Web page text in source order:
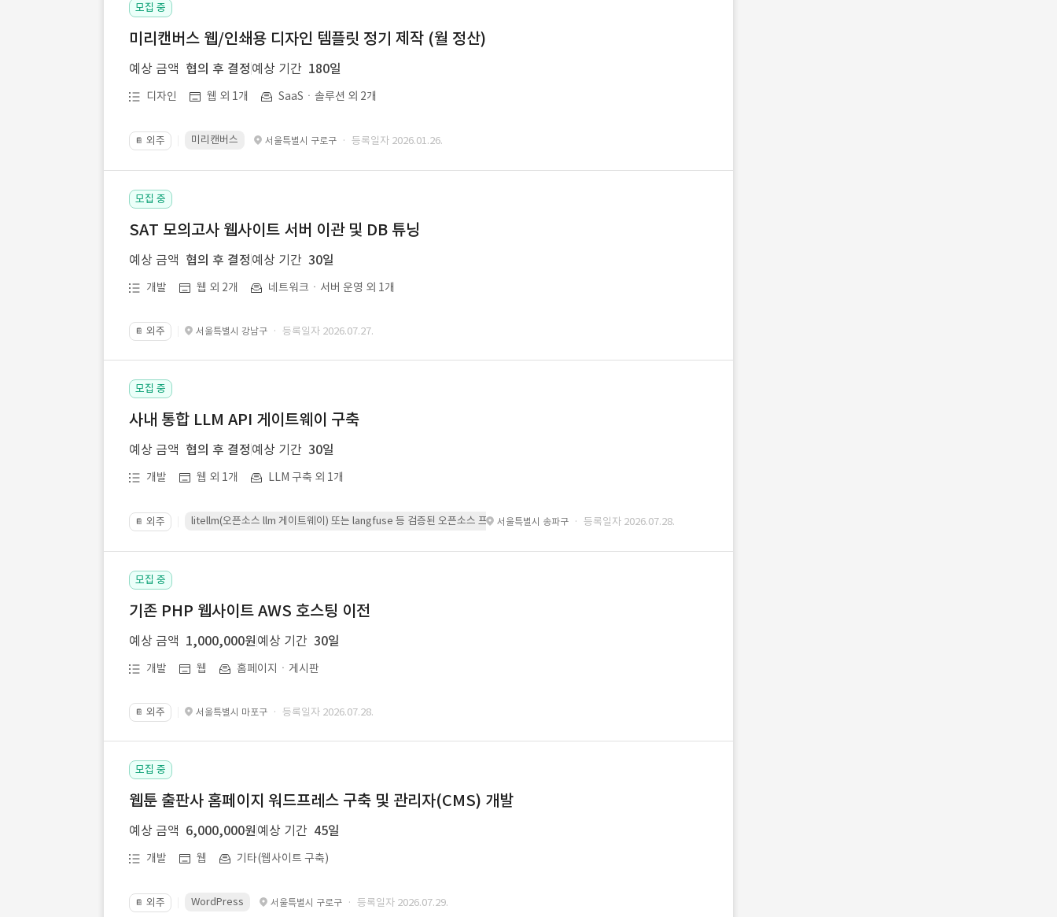
모집 중
미리캔버스 웹/인쇄용 디자인 템플릿 정기 제작 (월 정산)
예상 금액 협의 후 결정 예상 기간 180일
디자인 웹 외 1개 SaaSㆍ솔루션 외 2개
📔 외주 미리캔버스 서울특별시 구로구 · 등록일자 2026.01.26.
모집 중
SAT 모의고사 웹사이트 서버 이관 및 DB 튜닝
예상 금액 협의 후 결정 예상 기간 30일
개발 웹 외 2개 네트워크ㆍ서버 운영 외 1개
📔 외주 서울특별시 강남구 · 등록일자 2026.07.27.
모집 중
사내 통합 LLM API 게이트웨이 구축
예상 금액 협의 후 결정 예상 기간 30일
개발 웹 외 1개 LLM 구축 외 1개
📔 외주 litellm(오픈소스 llm 게이트웨이) 또는 langfuse 등 검증된 오픈소스 프레임워크를 기반으로 시스템을 구축
서울특별시 송파구 · 등록일자 2026.07.28.
모집 중
기존 PHP 웹사이트 AWS 호스팅 이전
예상 금액 1,000,000원 예상 기간 30일
개발 웹 홈페이지ㆍ게시판
📔 외주 서울특별시 마포구 · 등록일자 2026.07.28.
모집 중
웹툰 출판사 홈페이지 워드프레스 구축 및 관리자(CMS) 개발
예상 금액 6,000,000원 예상 기간 45일
개발 웹 기타(웹사이트 구축)
📔 외주 WordPress 서울특별시 구로구 · 등록일자 2026.07.29.